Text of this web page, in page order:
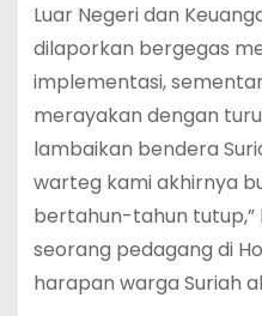
Luar Negeri dan
dilaporkan bergegas
implementasi,
merayakan dengan
lambaikan bendera
warteg kami akhirnya
bertahun-tahun tutup,”
seorang pedagang di
harapan warga Suriah